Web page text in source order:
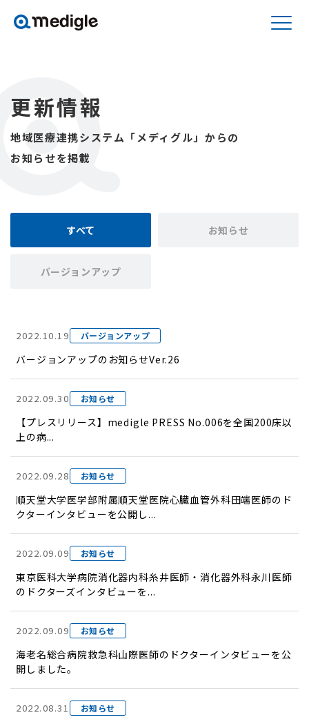
更新情報
地域医療連携システム「メディグル」からの
お知らせを掲載
すべて お知らせ
バージョンアップ
2022.10.19 バージョンアップ
バージョンアップのお知らせVer.26
2022.09.30 お知らせ
【プレスリリース】medigle PRESS No.006を全国200床以
上の病...
2022.09.28 お知らせ
順天堂大学医学部附属順天堂医院心臓血管外科田端医師のド
クターインタビューを公開し...
2022.09.09 お知らせ
東京医科大学病院消化器内科糸井医師・消化器外科永川医師
のドクターズインタビューを...
2022.09.09 お知らせ
海老名総合病院救急科山際医師のドクターインタビューを公
開しました。
2022.08.31 お知らせ